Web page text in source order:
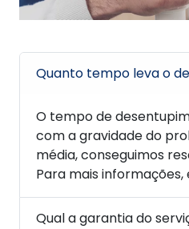
Quanto tempo leva o
O tempo de
com a gravidade do
média, conseguimos
Para mais
Qual a garantia do